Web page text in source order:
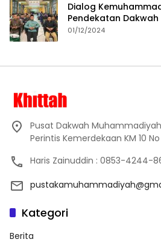
Dialog
Pendekatan
01/12/2024
Pusat Dakwah
Perintis Kemerdekaan KM 10
Haris Zainuddin : 0853-4244-
Kategori
Berita